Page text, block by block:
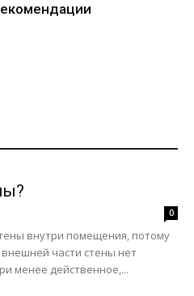
0
внутри помещения, потому
части стены нет
менее действенное,...